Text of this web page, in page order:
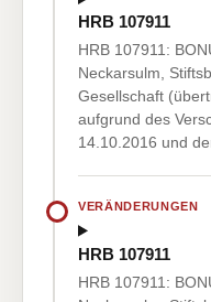
HRB 107911
HRB 107911:
Neckarsulm,
Gesellschaft
aufgrund des
14.10.2016 und
VERÄNDERUNGEN
HRB 107911
HRB 107911: